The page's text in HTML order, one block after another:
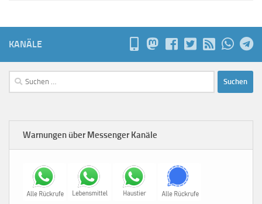
KANÄLE
Suchen
nach:
Warnungen über Messenger Kanäle